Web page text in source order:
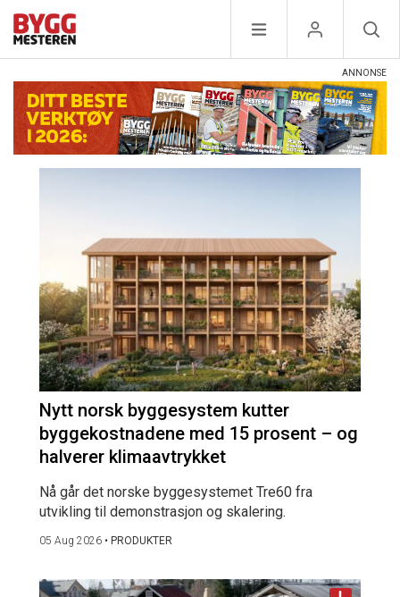
Nytt norsk byggesystem kutter
byggekostnadene med 15 prosent – og
halverer klimaavtrykket
Nå går det norske byggesystemet Tre60 fra
utvikling til demonstrasjon og skalering.
05 Aug 2026 • PRODUKTER